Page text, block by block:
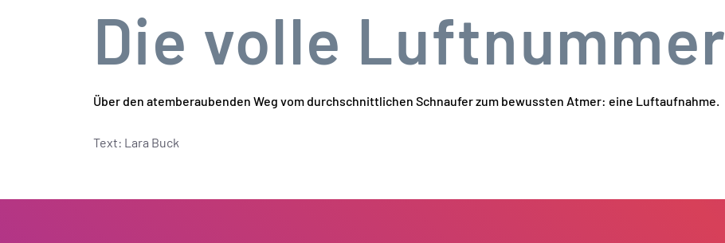
Die volle Luftnummer
Über den atemberaubenden Weg vom durchschnittlichen Schnaufer zum bewussten Atmer: eine Luftaufnahme.
Text: Lara Buck